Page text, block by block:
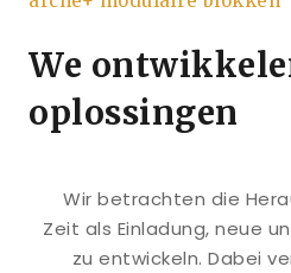
We
oplossingen
Wir betrachten die
Zeit als Einladung, neue
zu entwickeln. Dabei